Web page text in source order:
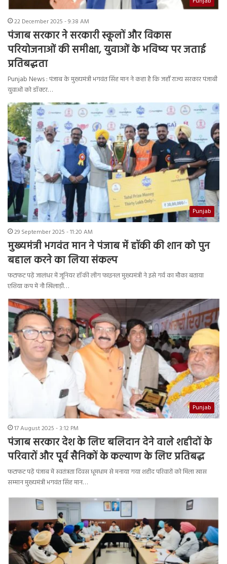
22 December 2025 - 9:38 AM
पंजाब सरकार ने सरकारी स्कूलों और विकास
परियोजनाओं की समीक्षा, युवाओं के भविष्य पर जताई
प्रतिबद्धता
Punjab News : पंजाब के मुख्यमंत्री भगवंत सिंह मान ने कहा है कि जहाँ राज्य सरकार पंजाबी
युवाओं को डॉक्टर…
Punjab
29 September 2025 - 11:20 AM
मुख्यमंत्री भगवंत मान ने पंजाब में हॉकी की शान को पुन
बहाल करने का लिया संकल्प
फटाफट पढ़ें जालंधर में जूनियर हॉकी लीग फाइनल मुख्यमंत्री ने इसे गर्व का मौका बताया
एशिया कप में नौ खिलाड़ी…
Punjab
17 August 2025 - 3:12 PM
पंजाब सरकार देश के लिए बलिदान देने वाले शहीदों के
परिवारों और पूर्व सैनिकों के कल्याण के लिए प्रतिबद्ध
फटाफट पढ़ें पंजाब में स्वतंत्रता दिवस धूमधाम से मनाया गया शहीद परिवारों को मिला खास
सम्मान मुख्यमंत्री भगवंत सिंह मान…